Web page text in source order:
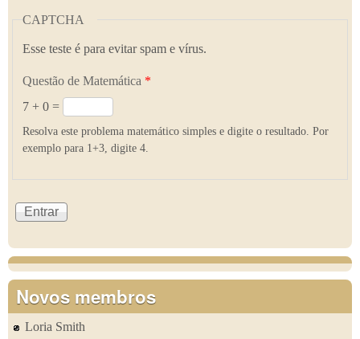
CAPTCHA
Esse teste é para evitar spam e vírus.
Questão de Matemática *
7 + 0 =
Resolva este problema matemático simples e digite o resultado. Por
exemplo para 1+3, digite 4.
Novos membros
Loria Smith